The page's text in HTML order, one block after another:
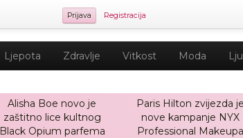
Prijava Registracija
Ljepota Zdravlje Vitkost Moda
Alisha Boe novo je
zaštitno lice kultnog
Black Opium parfema
Paris Hilton zvijezda je
nove kampanje NYX
Professional Makeupa